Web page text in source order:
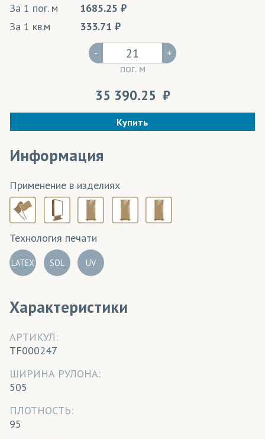
За 1 пог. м
1685.25
За 1 кв.м
333.71
-
пог. м
+
35 390.25
Купить
Информация
Применение в изделиях
Технология печати
LATEX SOL UV
Характеристики
АРТИКУЛ:
TF000247
ШИРИНА РУЛОНА:
505
ПЛОТНОСТЬ:
95